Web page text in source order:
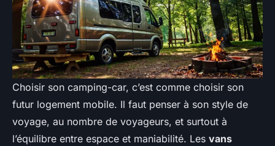
Choisir son camping-car, c’est comme choisir son
futur logement mobile. Il faut penser à son style de
voyage, au nombre de voyageurs, et surtout à
l’équilibre entre espace et maniabilité. Les vans